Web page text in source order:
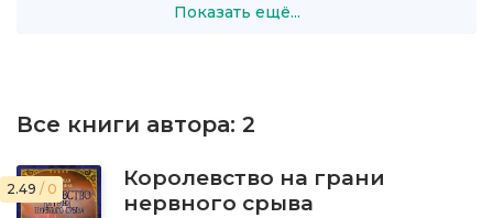
Показать ещё...
Все книги автора: 2
2.49 / 0
Королевство на грани
нервного срыва